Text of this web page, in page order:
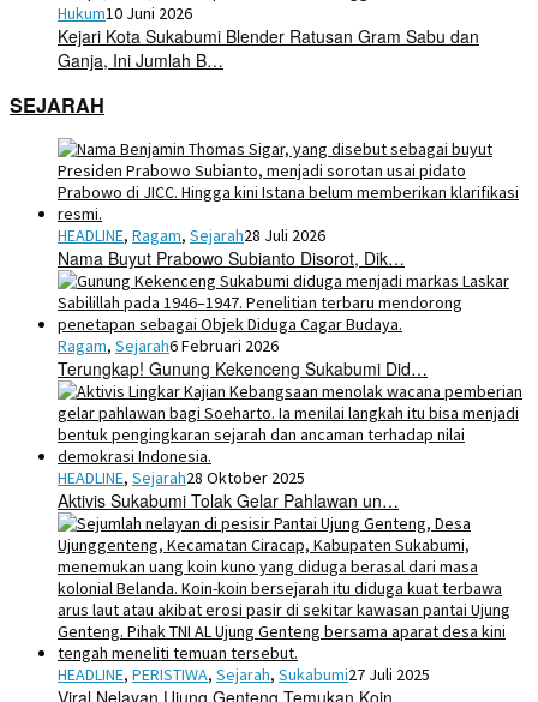
Hukum10 Juni 2026
Kejari Kota Sukabumi Blender Ratusan Gram Sabu dan
Ganja, Ini Jumlah B…
SEJARAH
HEADLINE, Ragam, Sejarah28 Juli 2026
Nama Buyut Prabowo Subianto Disorot, Dik…
Ragam, Sejarah6 Februari 2026
Terungkap! Gunung Kekenceng Sukabumi Did…
HEADLINE, Sejarah28 Oktober 2025
Aktivis Sukabumi Tolak Gelar Pahlawan un…
HEADLINE, PERISTIWA, Sejarah, Sukabumi27 Juli 2025